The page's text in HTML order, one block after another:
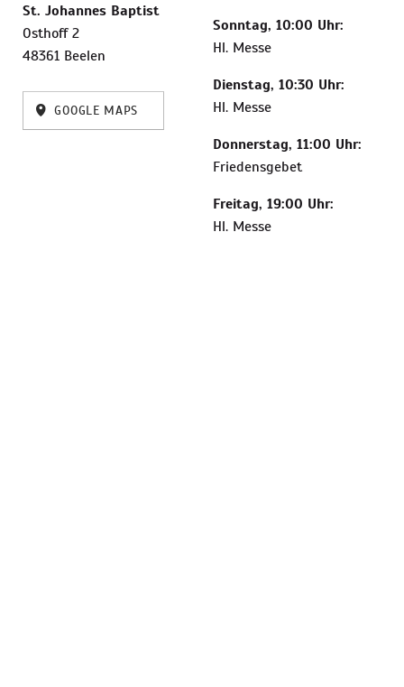
St. Johannes Baptist
Osthoff 2
48361 Beelen
GOOGLE MAPS
Sonntag, 10:00 Uhr:
Hl. Messe
Dienstag, 10:30 Uhr:
Hl. Messe
Donnerstag, 11:00 Uhr:
Friedensgebet
Freitag, 19:00 Uhr:
Hl. Messe